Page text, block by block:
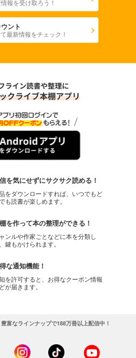
報を受け取ろう！
ント
最新情報をチェック！
を気にせずにサクサク読める！
をダウンロードすれば、いつでもど
も読書が楽しめます。
を作って本の整理ができる！
ンルや作家ごとなどに本を分類し
鍵もかけられます。
な通知機能！
を許可すると、お得なクーポン情報
が届きます。
富なラインナップで188万冊以上配信中！